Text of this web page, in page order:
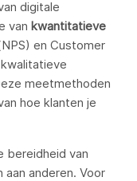
digitale
van kwantitatieve
en Customer
meetmethoden
hoe klanten je
bereidheid van
anderen. Voor